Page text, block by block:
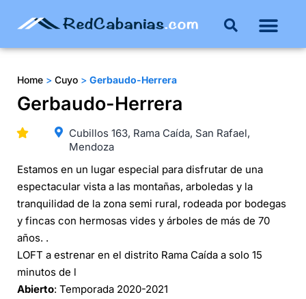
Home > Cuyo > Gerbaudo-Herrera
Gerbaudo-Herrera
Cubillos 163, Rama Caída, San Rafael,
Mendoza
Estamos en un lugar especial para disfrutar de una
espectacular vista a las montañas, arboledas y la
tranquilidad de la zona semi rural, rodeada por bodegas
y fincas con hermosas vides y árboles de más de 70
años. .
LOFT a estrenar en el distrito Rama Caída a solo 15
minutos de l
Abierto: Temporada 2020-2021